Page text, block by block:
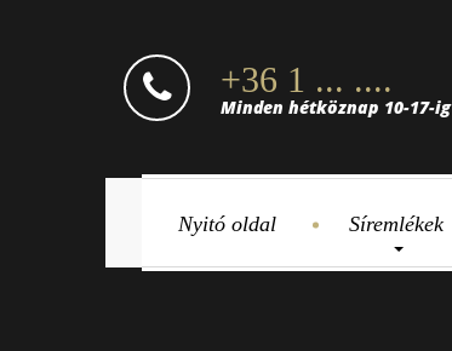
+36 1 ... ....
Minden hétköznap 10-17-ig
Nyitó oldal Síremlékek